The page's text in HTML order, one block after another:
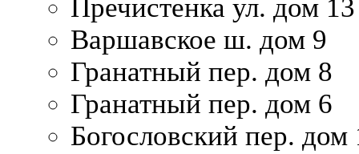
Пречистенка ул. дом 13
Варшавское ш. дом 9
Гранатный пер. дом 8
Гранатный пер. дом 6
Богословский пер.